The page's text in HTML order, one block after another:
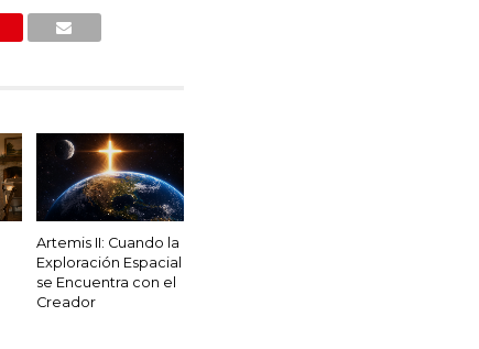
Artemis II: Cuando la
Exploración Espacial
se Encuentra con el
Creador